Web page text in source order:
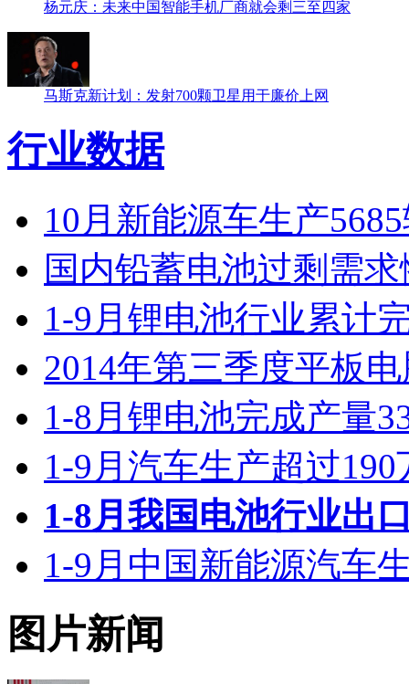
杨元庆：未来中国智能手机厂商就会剩三至四家
马斯克新计划：发射700颗卫星用于廉价上网
行业数据
10月新能源车生产
国内铅蓄电池过剩需
1-9月锂电池行业累计
2014年第三季度平板
1-8月锂电池完成产量
1-9月汽车生产超过
1-8月我国电池行业出
1-9月中国新能源汽车